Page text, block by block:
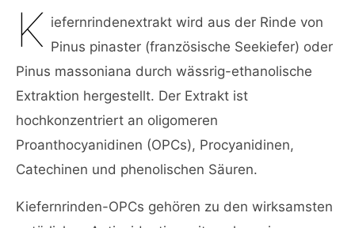
K iefernrindenextrakt wird aus der Rinde von
Pinus pinaster (französische Seekiefer) oder
Pinus massoniana durch wässrig-ethanolische
Extraktion hergestellt. Der Extrakt ist
hochkonzentriert an oligomeren
Proanthocyanidinen (OPCs), Procyanidinen,
Catechinen und phenolischen Säuren.
Kiefernrinden-OPCs gehören zu den wirksamsten